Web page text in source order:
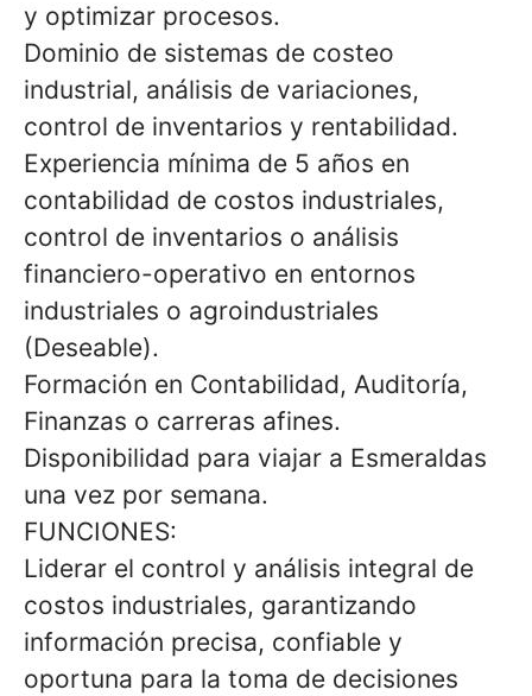
y optimizar procesos.
Dominio de sistemas de costeo
industrial, análisis de variaciones,
control de inventarios y rentabilidad.
Experiencia mínima de 5 años en
contabilidad de costos industriales,
control de inventarios o análisis
financiero-operativo en entornos
industriales o agroindustriales
(Deseable).
Formación en Contabilidad, Auditoría,
Finanzas o carreras afines.
Disponibilidad para viajar a Esmeraldas
una vez por semana.
FUNCIONES:
Liderar el control y análisis integral de
costos industriales, garantizando
información precisa, confiable y
oportuna para la toma de decisiones